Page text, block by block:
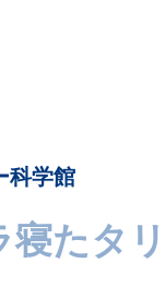
科学館
寝たタ